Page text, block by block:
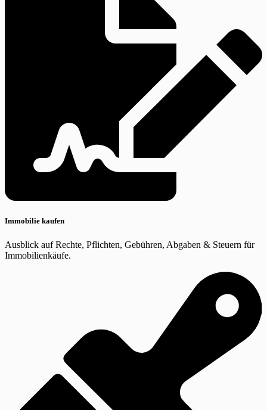
Immobilie kaufen
Ausblick auf Rechte, Pflichten, Gebühren, Abgaben & Steuern für
Immobilienkäufe.